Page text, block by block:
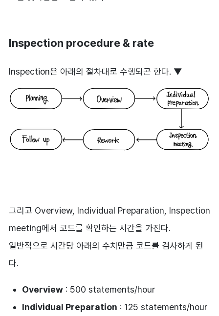
Inspection procedure & rate
Inspection은 아래의 절차대로 수행되곤 한다. ▼
그리고 Overview, Individual Preparation, Inspection
meeting에서 코드를 확인하는 시간을 가진다.
일반적으로 시간당 아래의 수치만큼 코드를 검사하게 된
다.
Overview : 500 statements/hour
Individual Preparation : 125 statements/hour